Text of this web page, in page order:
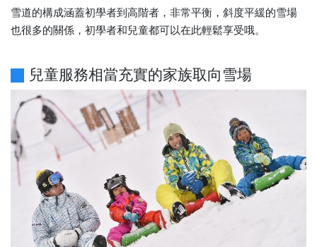
雪道的構成涵蓋初學者到高階者，非常平衡，斜度平緩的雪場
也很多的關係，初學者和兒童都可以在此輕鬆享受哦。
兒童服務相當充實的家族取向雪場